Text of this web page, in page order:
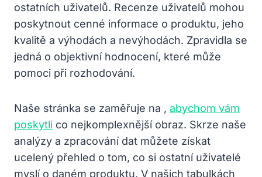
ostatních uživatelů. Recenze uživatelů mohou
poskytnout cenné informace o produktu, jeho
kvalitě a výhodách a nevýhodách. Zpravidla se
jedná o objektivní hodnocení, které může
pomoci při rozhodování.
Naše stránka se zaměřuje na , abychom vám
poskytli co nejkomplexnější obraz. Skrze naše
analýzy a zpracování dat můžete získat
ucelený přehled o tom, co si ostatní uživatelé
myslí o daném produktu. V našich tabulkách